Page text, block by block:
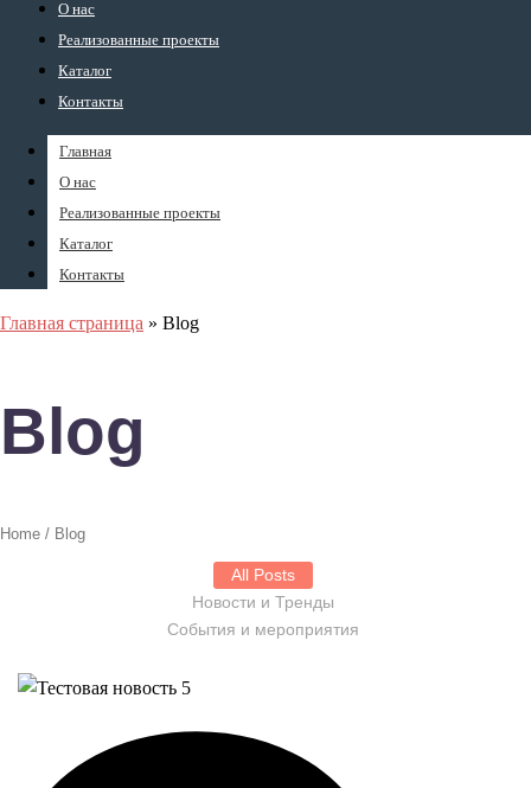
О нас
Реализованные проекты
Каталог
Контакты
Главная
О нас
Реализованные проекты
Каталог
Контакты
Главная страница » Blog
Blog
Home / Blog
All Posts
Новости и Тренды
События и мероприятия